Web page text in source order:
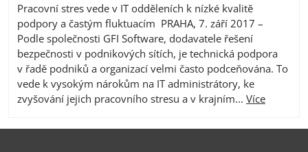
Pracovní stres vede v IT odděleních k nízké kvalitě
podpory a častým fluktuacím PRAHA, 7. září 2017 –
Podle společnosti GFI Software, dodavatele řešení
bezpečnosti v podnikových sítích, je technická podpora
v řadě podniků a organizací velmi často podceňována. To
vede k vysokým nárokům na IT administrátory, ke
zvyšování jejich pracovního stresu a v krajním... Více